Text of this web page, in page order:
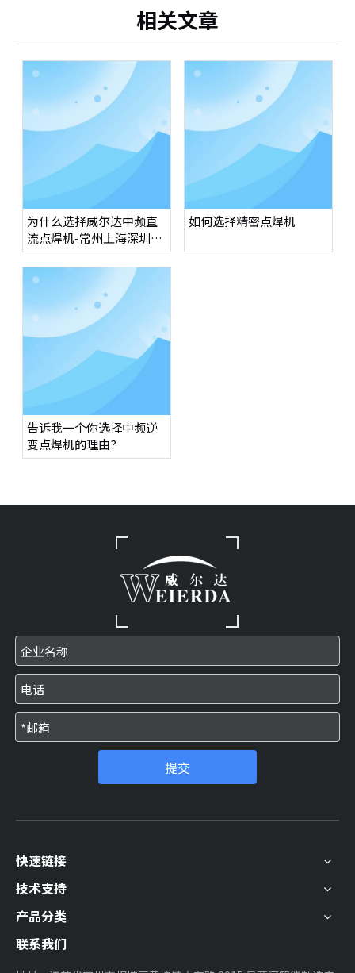
相关文章
为什么选择威尔达中频直
流点焊机-常州上海深圳广
州东莞
如何选择精密点焊机
告诉我一个你选择中频逆
变点焊机的理由?
提交
快速链接
技术支持
产品分类
联系我们